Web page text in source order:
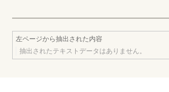
左ページから抽出された内容
抽出されたテキストデータはありません。